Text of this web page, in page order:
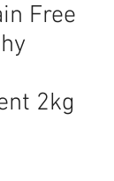
Free
2kg